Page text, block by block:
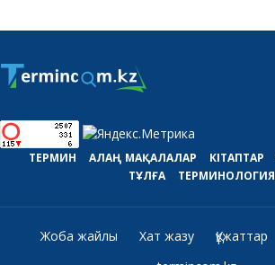
ТЕРМИН АЛАҢ МАҚАЛАЛАР КІТАПТАР
ТҰЛҒА
ТЕРМИНОЛОГИЯ
Жоба жайлы Хат жазу Құжаттар